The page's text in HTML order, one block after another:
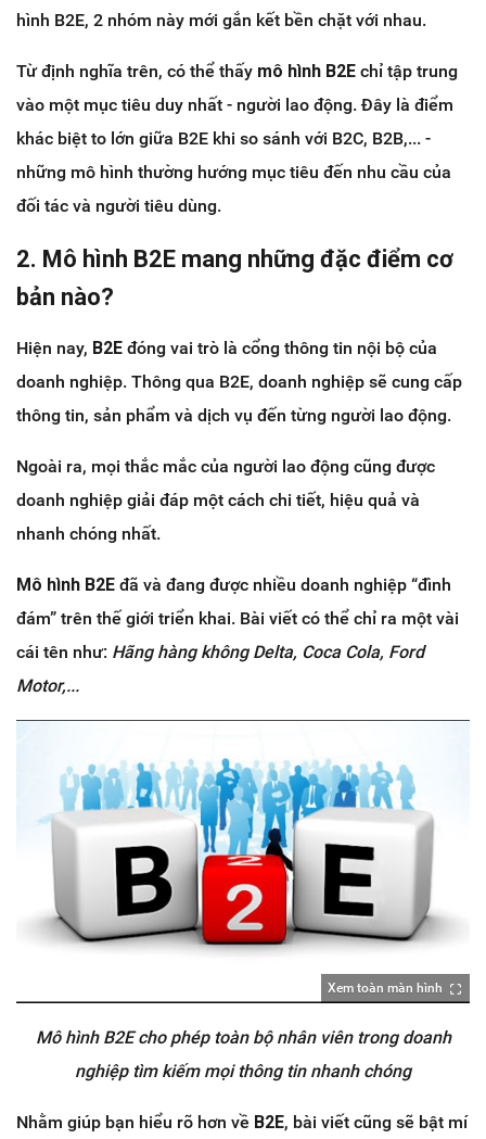
hình B2E, 2 nhóm này mới gắn kết bền chặt với nhau.
Từ định nghĩa trên, có thể thấy mô hình B2E chỉ tập trung
vào một mục tiêu duy nhất - người lao động. Đây là điểm
khác biệt to lớn giữa B2E khi so sánh với B2C, B2B,... -
những mô hình thường hướng mục tiêu đến nhu cầu của
đối tác và người tiêu dùng.
2. Mô hình B2E mang những đặc điểm cơ
bản nào?
Hiện nay, B2E đóng vai trò là cổng thông tin nội bộ của
doanh nghiệp. Thông qua B2E, doanh nghiệp sẽ cung cấp
thông tin, sản phẩm và dịch vụ đến từng người lao động.
Ngoài ra, mọi thắc mắc của người lao động cũng được
doanh nghiệp giải đáp một cách chi tiết, hiệu quả và
nhanh chóng nhất.
Mô hình B2E đã và đang được nhiều doanh nghiệp “đình
đám” trên thế giới triển khai. Bài viết có thể chỉ ra một vài
cái tên như: Hãng hàng không Delta, Coca Cola, Ford
Motor,...
Xem toàn màn hình
Mô hình B2E cho phép toàn bộ nhân viên trong doanh
nghiệp tìm kiếm mọi thông tin nhanh chóng
Nhằm giúp bạn hiểu rõ hơn về B2E, bài viết cũng sẽ bật mí